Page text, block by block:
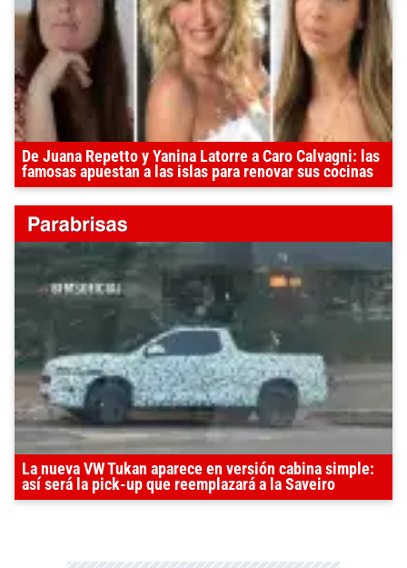
De Juana Repetto y Yanina Latorre a Caro Calvagni: las
famosas apuestan a las islas para renovar sus cocinas
La nueva VW Tukan aparece en versión cabina simple:
así será la pick-up que reemplazará a la Saveiro